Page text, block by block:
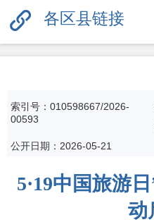
其他服务信息
公共企事业信息
生产安全
各区县链接
索引号：010598667/2026-
00593
公开日期：2026-05-21
5·19中国旅游
动